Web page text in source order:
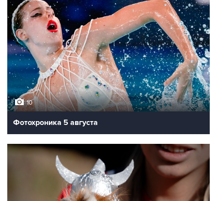
10
Фотохроника 5 августа